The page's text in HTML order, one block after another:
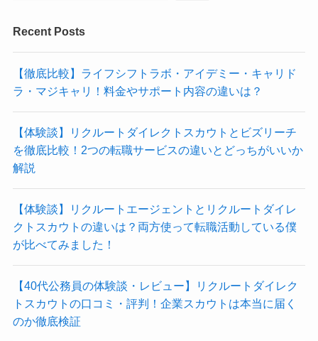
Recent Posts
【徹底比較】ライフシフトラボ・アイデミー・キャリド
ラ・マジキャリ！料金やサポート内容の違いは？
【体験談】リクルートダイレクトスカウトとビズリーチ
を徹底比較！2つの転職サービスの違いとどっちがいいか
解説
【体験談】リクルートエージェントとリクルートダイレ
クトスカウトの違いは？両方使って転職活動している僕
が比べてみました！
【40代公務員の体験談・レビュー】リクルートダイレク
トスカウトの口コミ・評判！企業スカウトは本当に届く
のか徹底検証